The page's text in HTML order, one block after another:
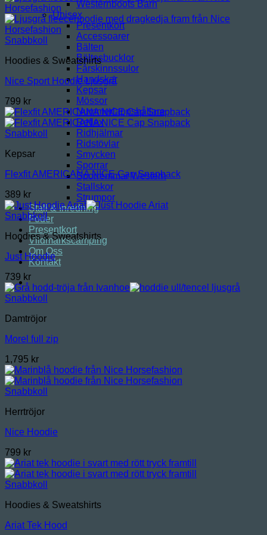
Westernboots Barn
Unisex
Presentkort
Accessoarer
Bälten
Bältesbucklor
Fårskinnssulor
Handskar
Kepsar
Mössor
Nummerlappshållare
Reflex
Ridhjälmar
Ridstövlar
Smycken
Sporrar
Sporremmar Western
Stallskor
Strumpor
Stall & Inredning
Foder
Presentkort
Vildmarkscamping
Om Oss
Kontakt
Snabbkoll
Hoodies & Sweatshirts
Nice Sport Hoodie Ljusgrå
799 kr
Snabbkoll
Kepsar
Flexfit AMERICANA NICE Cap Snapback
389 kr
Snabbkoll
Hoodies & Sweatshirts
Just Hoodie
739 kr
Snabbkoll
Damtröjor
Morel full zip
1,795 kr
Snabbkoll
Herrtröjor
Nice Hoodie
799 kr
Snabbkoll
Hoodies & Sweatshirts
Ariat Tek Hood